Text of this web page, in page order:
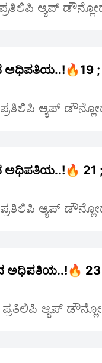
ಆ್ಯಪ್
ಅಧಿಪತಿಯ..!🔥19
ಪ್ರತಿಲಿಪಿ ಆ್ಯಪ್
ಅಧಿಪತಿಯ..!🔥
ಪ್ರತಿಲಿಪಿ ಆ್ಯಪ್
ಅಧಿಪತಿಯ..!🔥
ಪ್ರತಿಲಿಪಿ ಆ್ಯಪ್